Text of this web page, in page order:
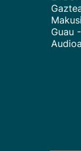
Makusi
Guau
Audioa